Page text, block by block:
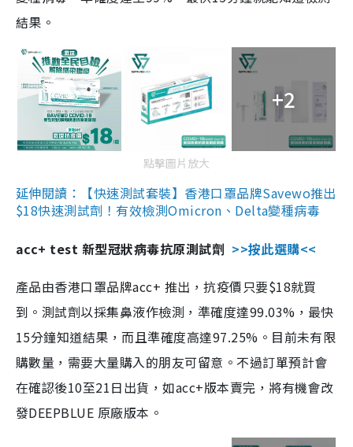
結果。
+2
點擊圖片放大
延伸閱讀：【快速測試套裝】香港口罩品牌Savewo推出
$18快速測試劑！有效檢測Omicron、Delta變種病毒
acc+ test 新型冠狀病毒抗原測試劑 >>按此選購<<
產品由香港口罩品牌acc+ 推出，抗疫價只要$18就買
到。測試劑以採集鼻液作檢測，準確度達99.03%，最快
15分鐘知道結果，而且準確度高達97.25%。目前未有限
購數量，需要大量購入的朋友可留意。不過訂單預計會
在確認後10至21日出貨，如acc+版本賣完，將有機會改
發DEEPBLUE 原廠版本。